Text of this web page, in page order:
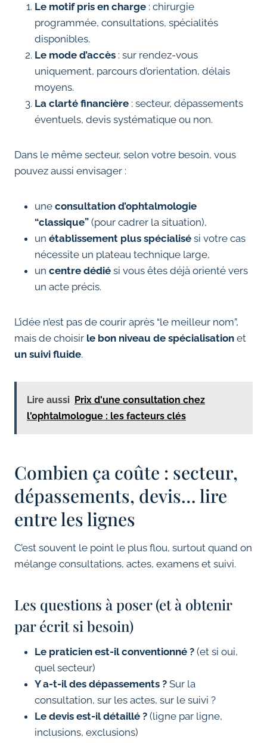
Le motif pris en charge : chirurgie
programmée, consultations, spécialités
disponibles.
Le mode d’accès : sur rendez-vous
uniquement, parcours d’orientation, délais
moyens.
La clarté financière : secteur, dépassements
éventuels, devis systématique ou non.
Dans le même secteur, selon votre besoin, vous
pouvez aussi envisager :
une consultation d’ophtalmologie
“classique” (pour cadrer la situation),
un établissement plus spécialisé si votre cas
nécessite un plateau technique large,
un centre dédié si vous êtes déjà orienté vers
un acte précis.
L’idée n’est pas de courir après “le meilleur nom”,
mais de choisir le bon niveau de spécialisation et
un suivi fluide.
Lire aussi Prix d'une consultation chez
l'ophtalmologue : les facteurs clés
Combien ça coûte : secteur,
dépassements, devis… lire
entre les lignes
C’est souvent le point le plus flou, surtout quand on
mélange consultations, actes, examens et suivi.
Les questions à poser (et à obtenir
par écrit si besoin)
Le praticien est-il conventionné ? (et si oui,
quel secteur)
Y a-t-il des dépassements ? Sur la
consultation, sur les actes, sur le suivi ?
Le devis est-il détaillé ? (ligne par ligne,
inclusions, exclusions)